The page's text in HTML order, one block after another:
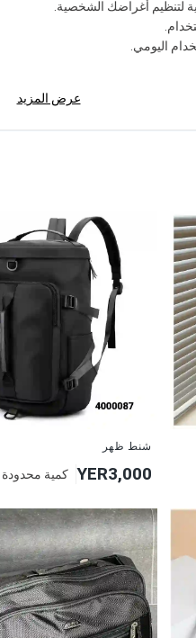
لتنظيم أغراضك الشخصية.
اليومي.
عرض المزيد
شنط ظهر
YER3,000 كمية محدودة